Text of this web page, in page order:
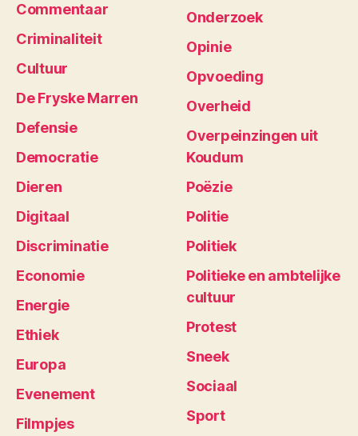
Commentaar
Criminaliteit
Cultuur
De Fryske Marren
Defensie
Democratie
Dieren
Digitaal
Discriminatie
Economie
Energie
Ethiek
Europa
Evenement
Filmpjes
Onderzoek
Opinie
Opvoeding
Overheid
Overpeinzingen uit
Koudum
Poëzie
Politie
Politiek
Politieke en ambtelijke
cultuur
Protest
Sneek
Sociaal
Sport